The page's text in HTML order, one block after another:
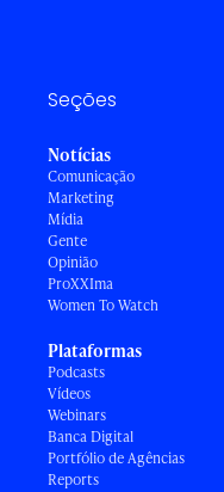
Seções
Notícias
Comunicação
Marketing
Mídia
Gente
Opinião
ProXXIma
Women To Watch
Plataformas
Podcasts
Vídeos
Webinars
Banca Digital
Portfólio de Agências
Reports